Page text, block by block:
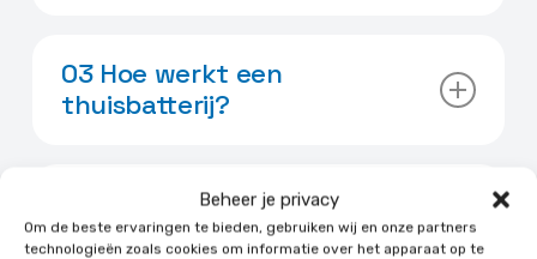
Beheer je privacy
Om de beste ervaringen te bieden, gebruiken wij en onze partners
technologieën zoals cookies om informatie over het apparaat op te
voor uw woning.
opslagcapaciteit, hoe meer batterijcellen er
nodig zijn. Een thuisbatterij van 12 kW is
03 Hoe werkt een
thuisbatterij?
systeem dat meestal bestaat uit een accu,
een omvormer en zonnepanelen. Hiermee
slaat u het productieoverschot van uw
04 Hoeveel zonnepanelen
nodig voor thuisaccu?